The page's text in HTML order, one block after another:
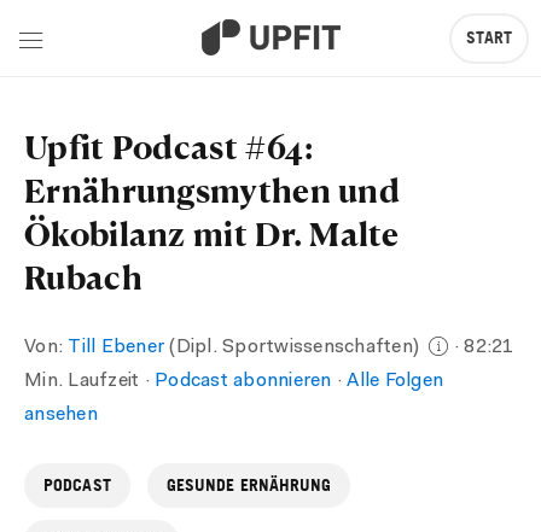
Upfit Podcast #64:
Ernährungsmythen und
Ökobilanz mit Dr. Malte
Rubach
Von: Till Ebener(Dipl. Sportwissenschaften)
· 82:21
Min. Laufzeit · Podcast abonnieren ·Alle Folgen
ansehen
PODCAST GESUNDE ERNÄHRUNG
START